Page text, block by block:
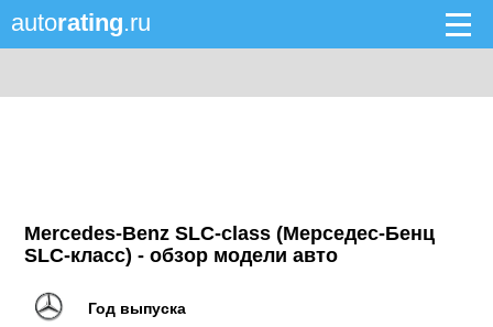
autorating.ru
Mercedes-Benz SLC-class (Мерседес-Бенц
SLC-класс) - обзор модели авто
Год выпуска